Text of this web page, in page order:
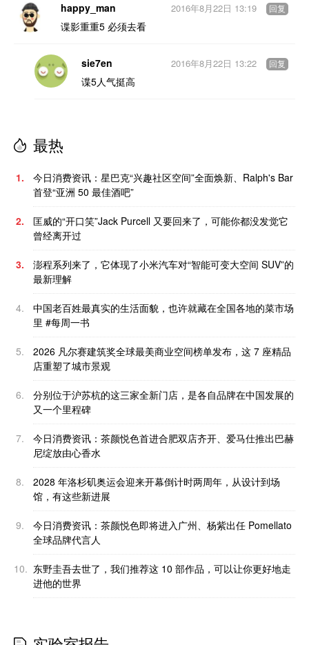
happy_man
谍影重重5 必须去看
2016年8月22日 13:19 回复
sie7en
谍5人气挺高
2016年8月22日 13:22 回复
最热
1.
今日消费资讯：星巴克“兴趣社区空间”全面焕新、Ralph's Bar
首登“亚洲 50 最佳酒吧”
2.
匡威的“开口笑”Jack Purcell 又要回来了，可能你都没发觉它
曾经离开过
3.
澎程系列来了，它体现了小米汽车对“智能可变大空间 SUV”的
最新理解
4.
中国老百姓最真实的生活面貌，也许就藏在全国各地的菜市场
里 #每周一书
5.
2026 凡尔赛建筑奖全球最美商业空间榜单发布，这 7 座精品
店重塑了城市景观
6.
分别位于沪苏杭的这三家全新门店，是各自品牌在中国发展的
又一个里程碑
7.
今日消费资讯：茶颜悦色首进合肥双店齐开、爱马仕推出巴赫
尼绽放由心香水
8.
2028 年洛杉矶奥运会迎来开幕倒计时两周年，从设计到场
馆，有这些新进展
9.
今日消费资讯：茶颜悦色即将进入广州、杨紫出任 Pomellato
全球品牌代言人
10. 东野圭吾去世了，我们推荐这 10 部作品，可以让你更好地走
进他的世界